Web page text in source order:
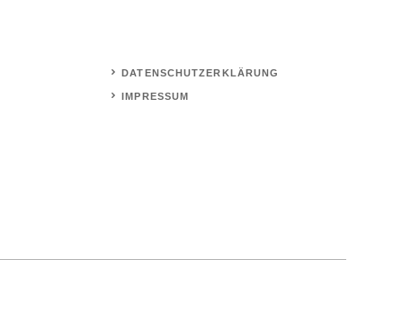
DATENSCHUTZERKLÄRUNG
IMPRESSUM